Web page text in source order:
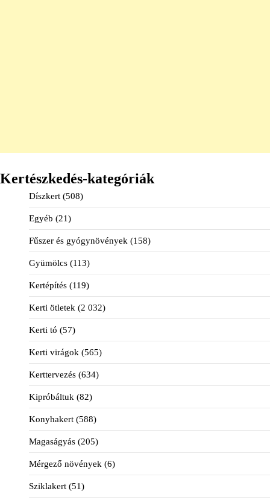
Kertészkedés-kategóriák
Díszkert (508)
Egyéb (21)
Fűszer és gyógynövények (158)
Gyümölcs (113)
Kertépítés (119)
Kerti ötletek (2 032)
Kerti tó (57)
Kerti virágok (565)
Kerttervezés (634)
Kipróbáltuk (82)
Konyhakert (588)
Magaságyás (205)
Mérgező növények (6)
Sziklakert (51)